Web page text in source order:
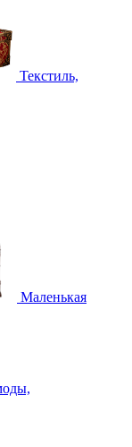
Текстиль,
Маленькая